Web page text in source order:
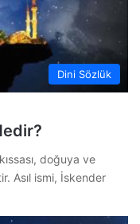
Dini Sözlük
doğuya ve
Asıl ismi, İskender